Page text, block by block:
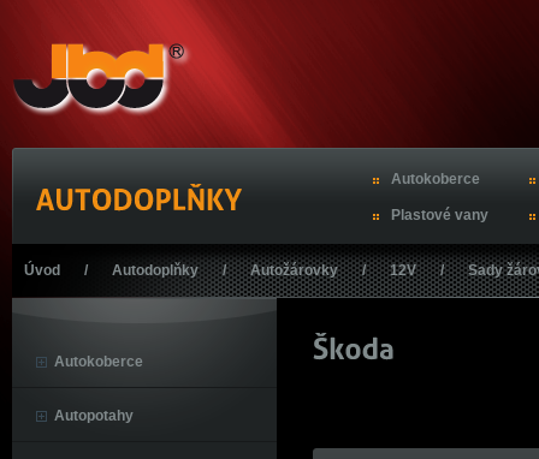
Autokoberce
Plastové vany
Úvod / Autodoplňky / Autožárovky / 12V / Sady
Autokoberce
Autopotahy